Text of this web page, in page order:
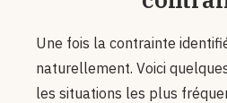
Une fois la contrainte
naturellement. Voici
les situations les plus